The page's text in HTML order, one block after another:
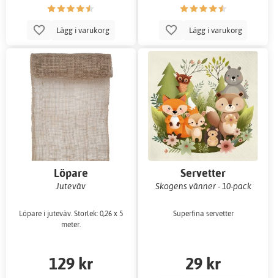
Lägg i varukorg Lägg i varukorg
Löpare
Juteväv
Löpare i juteväv. Storlek: 0,26 x 5
meter.
129 kr
Servetter
Skogens vänner - 10-pack
Superfina servetter
29 kr